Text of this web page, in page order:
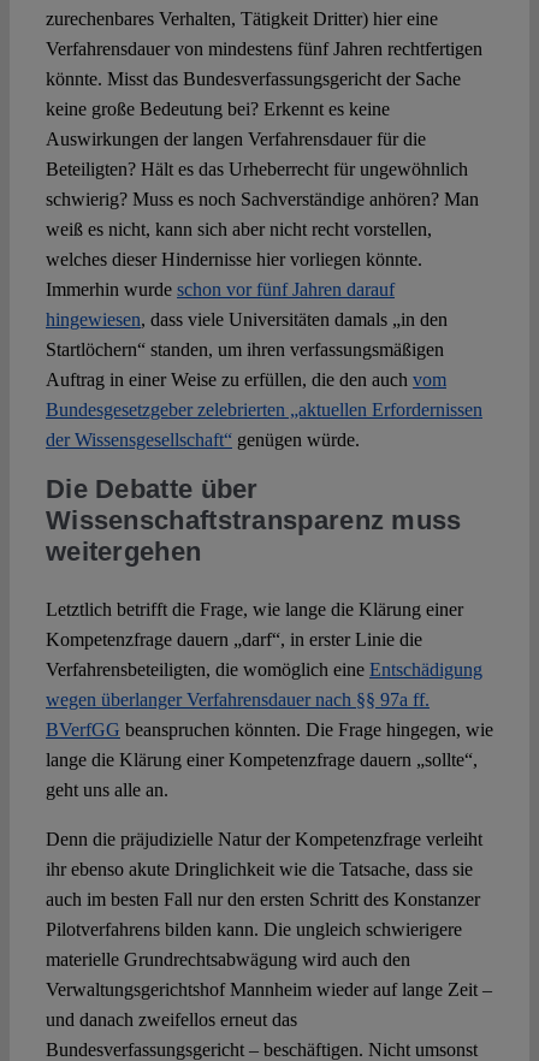
zurechenbares Verhalten, Tätigkeit Dritter) hier eine
Verfahrensdauer von mindestens fünf Jahren rechtfertigen
könnte. Misst das Bundesverfassungsgericht der Sache
keine große Bedeutung bei? Erkennt es keine
Auswirkungen der langen Verfahrensdauer für die
Beteiligten? Hält es das Urheberrecht für ungewöhnlich
schwierig? Muss es noch Sachverständige anhören? Man
weiß es nicht, kann sich aber nicht recht vorstellen,
welches dieser Hindernisse hier vorliegen könnte.
Immerhin wurde schon vor fünf Jahren darauf
hingewiesen, dass viele Universitäten damals „in den
Startlöchern“ standen, um ihren verfassungsmäßigen
Auftrag in einer Weise zu erfüllen, die den auch vom
Bundesgesetzgeber zelebrierten „aktuellen Erfordernissen
der Wissensgesellschaft“genügen würde.
Die Debatte über
Wissenschaftstransparenz muss
weitergehen
Letztlich betrifft die Frage, wie lange die Klärung einer
Kompetenzfrage dauern „darf“, in erster Linie die
Verfahrensbeteiligten, die womöglich eine Entschädigung
wegen überlanger Verfahrensdauer nach §§ 97a ff.
BVerfGG beanspruchen könnten. Die Frage hingegen, wie
lange die Klärung einer Kompetenzfrage dauern „sollte“,
geht uns alle an.
Denn die präjudizielle Natur der Kompetenzfrage verleiht
ihr ebenso akute Dringlichkeit wie die Tatsache, dass sie
auch im besten Fall nur den ersten Schritt des Konstanzer
Pilotverfahrens bilden kann. Die ungleich schwierigere
materielle Grundrechtsabwägung wird auch den
Verwaltungsgerichtshof Mannheim wieder auf lange Zeit –
und danach zweifellos erneut das
Bundesverfassungsgericht – beschäftigen. Nicht umsonst